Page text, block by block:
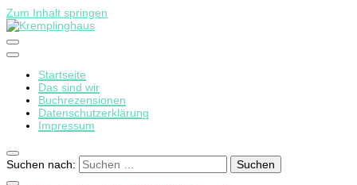
Zum Inhalt springen
Kremplinghaus
Startseite
Das sind wir
Buchrezensionen
Datenschutzerklärung
Impressum
Suchen nach: